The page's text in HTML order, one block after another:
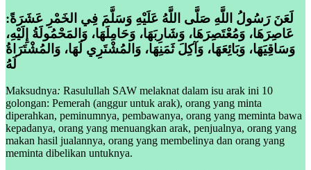
لَعَنَ رَسُولُ اللَّهِ صَلَّى اللَّهُ عَلَيْهِ وَسَلَّمَ فِي الخَمْرِ عَشَرَةً:
عَاصِرَهَا، وَمُعْتَصِرَهَا، وَشَارِبَهَا، وَحَامِلَهَا، وَالمَحْمُولَةُ إِلَيْهِ،
وَسَاقِيَهَا، وَبَائِعَهَا، وَآكِلَ ثَمَنِهَا، وَالمُشْتَرِي لَهَا، وَالمُشْتَرَاةُ
لَهُ
Maksudnya: Rasulullah SAW melaknat dalam isu arak ini 10
golongan: Pemerah (anggur untuk arak), orang yang minta
diperahkan, peminumnya, pembawanya, orang yang meminta bawa
kepadanya, orang yang menuangkan arak, penjualnya, orang yang
makan hasil jualannya, orang yang membelinya dan orang yang
meminta dibelikan untuknya.